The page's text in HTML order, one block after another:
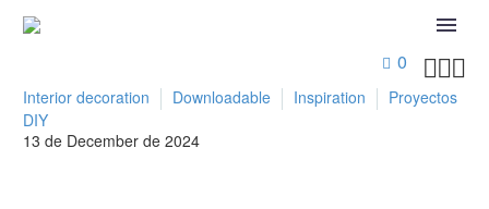
0 
Interior decoration Downloadable Inspiration
Proyectos
DIY
13 de December de 2024